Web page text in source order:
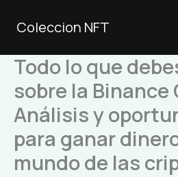
Coleccion NFT
Todo lo que
sobre la Binance
Análisis y
para ganar
mundo de las